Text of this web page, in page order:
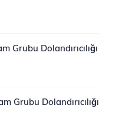
Grubu Dolandırıcılığı
Grubu Dolandırıcılığı